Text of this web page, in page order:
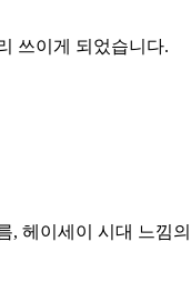
쓰이게 되었습니다.
, 헤이세이 시대 느낌